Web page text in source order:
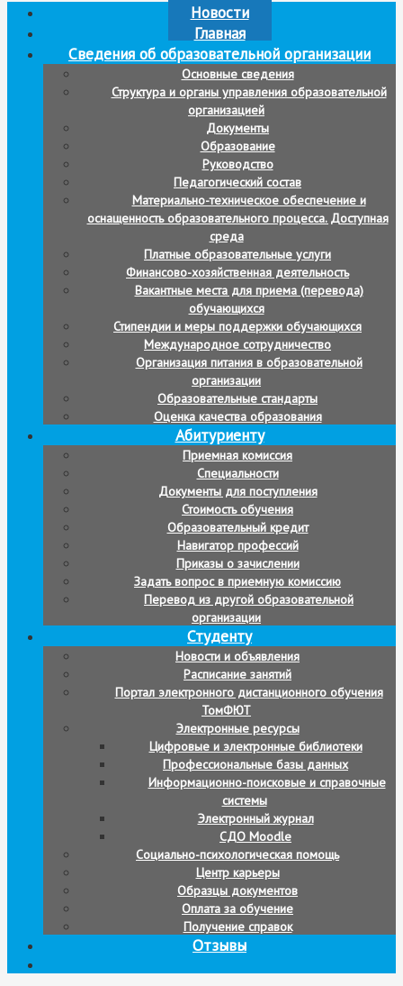
Новости
Главная
Сведения об образовательной организации
Основные сведения
Структура и органы управления образовательной
организацией
Документы
Образование
Руководство
Педагогический состав
Материально-техническое обеспечение и
оснащенность образовательного процесса. Доступная
среда
Платные образовательные услуги
Финансово-хозяйственная деятельность
Вакантные места для приема (перевода)
обучающихся
Стипендии и меры поддержки обучающихся
Международное сотрудничество
Организация питания в образовательной
организации
Образовательные стандарты
Оценка качества образования
Абитуриенту
Приемная комиссия
Специальности
Документы для поступления
Стоимость обучения
Образовательный кредит
Навигатор профессий
Приказы о зачислении
Задать вопрос в приемную комиссию
Перевод из другой образовательной
организации
Студенту
Новости и объявления
Расписание занятий
Портал электронного дистанционного обучения
ТомФЮТ
Электронные ресурсы
Цифровые и электронные библиотеки
Профессиональные базы данных
Информационно-поисковые и справочные
системы
Электронный журнал
СДО Moodle
Социально-психологическая помощь
Центр карьеры
Образцы документов
Оплата за обучение
Получение справок
Отзывы